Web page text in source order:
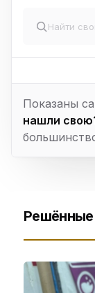
Показаны
нашли